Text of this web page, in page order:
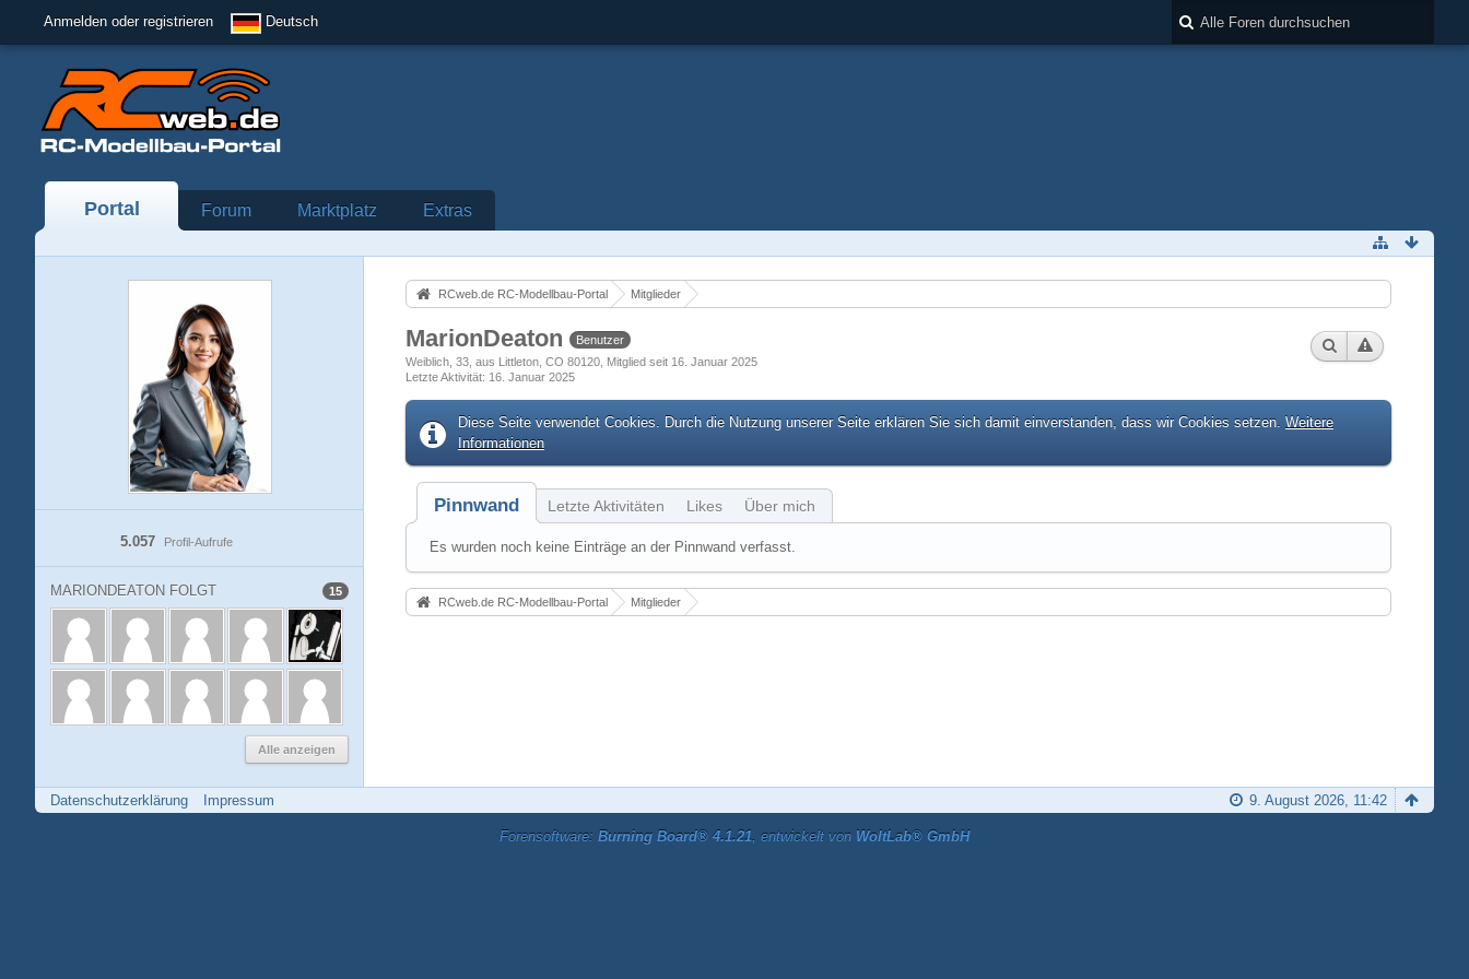
Anmelden oder registrieren Deutsch
Portal Forum Marktplatz Extras
Profil-Aufrufe
5.057
MARIONDEATON FOLGT 15
Alle anzeigen
RCweb.de RC-Modellbau-Portal Mitglieder
MarionDeaton
Benutzer
Weiblich 33 aus Littleton, CO 80120 Mitglied seit 16. Januar 2025
Letzte Aktivität 16. Januar 2025
Diese Seite verwendet Cookies. Durch die Nutzung unserer Seite erklären Sie sich damit einverstanden, dass wir Cookies setzen. Weitere
Informationen
Pinnwand Letzte Aktivitäten Likes Über mich
Es wurden noch keine Einträge an der Pinnwand verfasst.
RCweb.de RC-Modellbau-Portal Mitglieder
Datenschutzerklärung Impressum 9. August 2026, 11:42
Forensoftware: Burning Board® 4.1.21, entwickelt von WoltLab® GmbH